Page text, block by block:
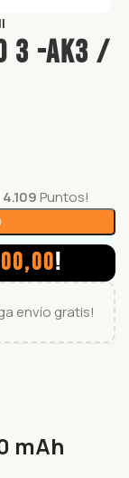
3 -AK3 /
4.109 Puntos!
!
envío gratis!
mAh